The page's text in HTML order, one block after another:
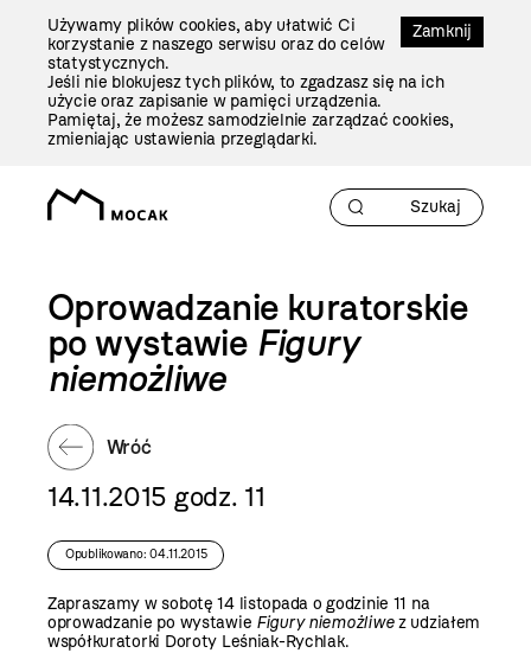
Zamknij
Używamy plików cookies, aby ułatwić Ci
korzystanie z naszego serwisu oraz do celów
statystycznych.
Jeśli nie blokujesz tych plików, to zgadzasz się na ich
użycie oraz zapisanie w pamięci urządzenia.
Pamiętaj, że możesz samodzielnie zarządzać cookies,
zmieniając ustawienia przeglądarki.
Oprowadzanie kuratorskie
po wystawie Figury
niemożliwe
Wróć
14.11.2015 godz. 11
Opublikowano: 04.11.2015
Zapraszamy w sobotę 14 listopada o godzinie 11 na
oprowadzanie po wystawie Figury niemożliwez udziałem
współkuratorki Doroty Leśniak-Rychlak.